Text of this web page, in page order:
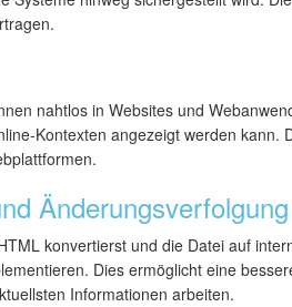
nahtlos in Websites und
Kontexten angezeigt werden
Änderungsverfolgung
konvertierst und die Datei auf
Dies ermöglicht eine
Informationen arbeiten.